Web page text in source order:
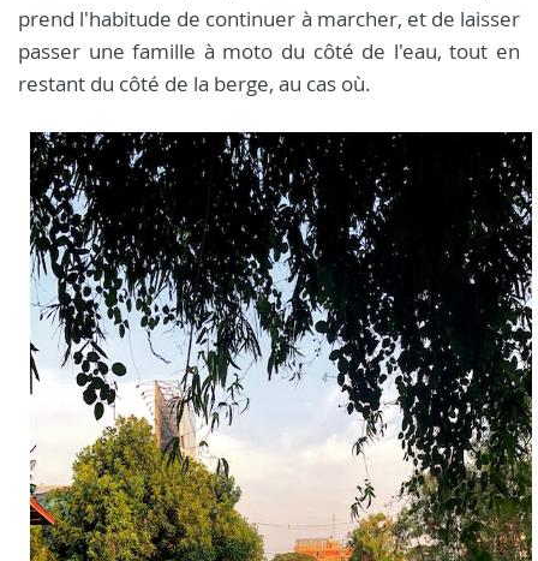
prend l'habitude de continuer à marcher, et de laisser
passer une famille à moto du côté de l'eau, tout en
restant du côté de la berge, au cas où.